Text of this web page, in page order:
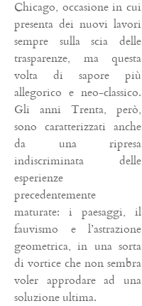
Chicago, occasione in cui
presenta dei nuovi lavori
sempre sulla scia delle
trasparenze, ma questa
volta di sapore più
allegorico e neo-classico.
Gli anni Trenta, però,
sono caratterizzati anche
da una ripresa
indiscriminata delle
esperienze
precedentemente
maturate: i paesaggi, il
fauvismo e l’astrazione
geometrica, in una sorta
di vortice che non sembra
voler approdare ad una
soluzione ultima.